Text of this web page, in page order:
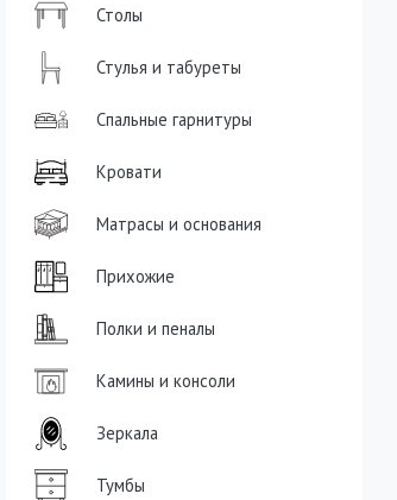
Столы
Стулья и табуреты
Спальные гарнитуры
Кровати
Матрасы и основания
Прихожие
Полки и пеналы
Камины и консоли
Зеркала
Тумбы